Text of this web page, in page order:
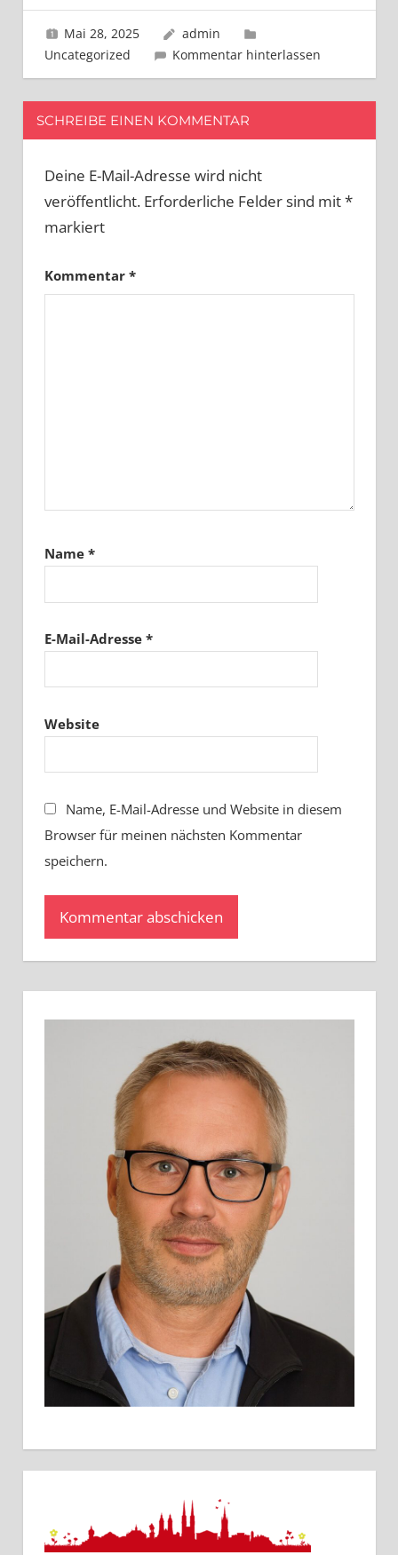
Mai 28, 2025
admin
Uncategorized
Kommentar hinterlassen
SCHREIBE EINEN KOMMENTAR
Deine E-Mail-Adresse wird nicht
veröffentlicht. Erforderliche Felder sind mit*
markiert
Kommentar *
Name *
E-Mail-Adresse *
Website
Name, E-Mail-Adresse und Website in diesem
Browser für meinen nächsten Kommentar
speichern.